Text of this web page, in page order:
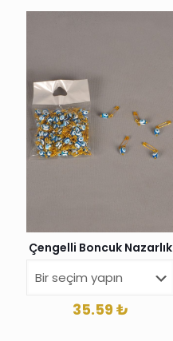
Çengelli Boncuk Nazarlık
35.59 ₺